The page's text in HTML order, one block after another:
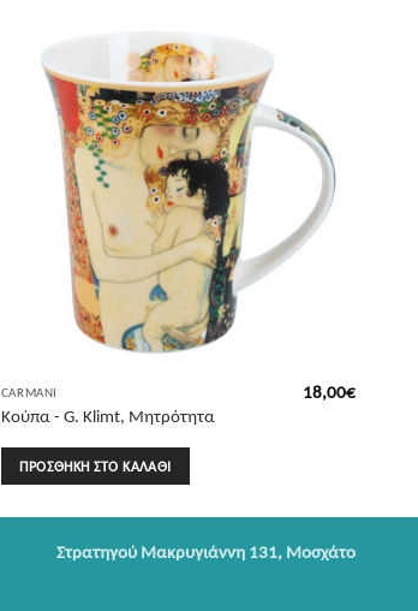
CARMANI
Κούπα - G. Klimt, Μητρότητα
18,00€
ΠΡΟΣΘΉΚΗ ΣΤΟ ΚΑΛΆΘΙ
Στρατηγού Μακρυγιάννη 131, Μοσχάτο